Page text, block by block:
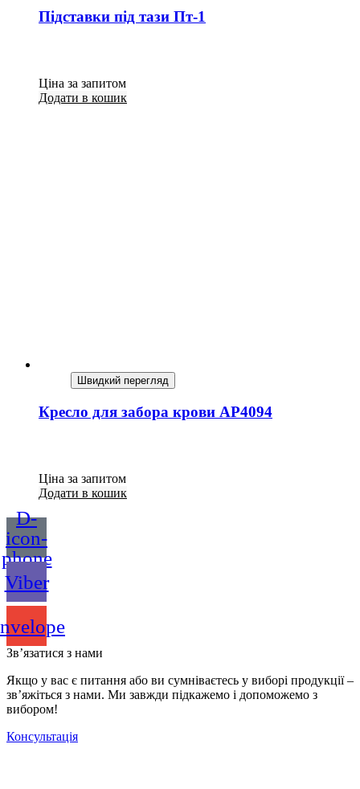
Підставки під тази Пт-1
Ціна за запитом
Додати в кошик
Швидкий перегляд
Кресло для забора крови AP4094
Ціна за запитом
Додати в кошик
D-
icon-
phone
Viber
Зв’язатися з нами
Якщо у вас є питання або ви сумніваєтесь у виборі продукції –
зв’яжіться з нами. Ми завжди підкажемо і допоможемо з
вибором!
Консультація